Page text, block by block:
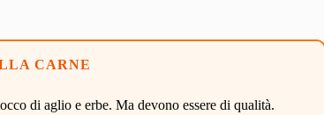
CARNE
di aglio e erbe. Ma devono essere di qualità.